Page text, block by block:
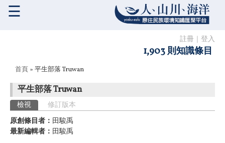
註冊 登入
1,903 則知識條目
☰
您在這裡
首頁 » 平生部落 Truwan
平生部落 Truwan
主要索引標籤
檢視 (作用中頁籤)
修訂版本
原創條目者： 田駿禹
最新編輯者： 田駿禹